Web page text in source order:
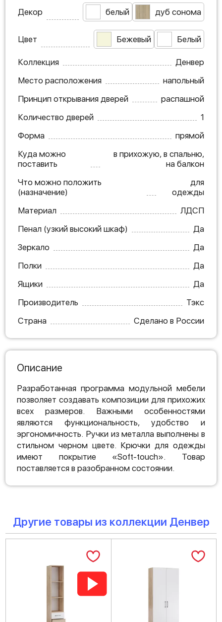
Декор белый дуб сонома
Цвет Бежевый Белый
Коллекция
Денвер
Место расположения
напольный
Принцип открывания дверей
распашной
Количество дверей
1
Форма
прямой
Куда можно
поставить
в прихожую, в спальню,
на балкон
Что можно положить
(назначение)
для
одежды
Материал
ЛДСП
Пенал (узкий высокий шкаф)
Да
Зеркало
Да
Полки
Да
Ящики
Да
Производитель
Тэкс
Страна
Сделано в России
Описание
Разработанная программа модульной мебели
позволяет создавать композиции для прихожих
всех размеров. Важными особенностями
являются функциональность, удобство и
эргономичность. Ручки из металла выполнены в
стильном черном цвете. Крючки для одежды
имеют покрытие «Soft-touch». Товар
поставляется в разобранном состоянии.
Другие товары из коллекции Денвер